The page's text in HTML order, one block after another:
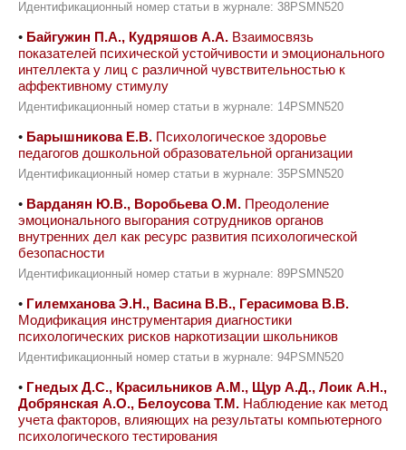
Идентификационный номер статьи в журнале: 38PSMN520
• Байгужин П.А., Кудряшов А.А. Взаимосвязь
показателей психической устойчивости и эмоционального
интеллекта у лиц с различной чувствительностью к
аффективному стимулу
Идентификационный номер статьи в журнале: 14PSMN520
• Барышникова Е.В. Психологическое здоровье
педагогов дошкольной образовательной организации
Идентификационный номер статьи в журнале: 35PSMN520
• Варданян Ю.В., Воробьева О.М. Преодоление
эмоционального выгорания сотрудников органов
внутренних дел как ресурс развития психологической
безопасности
Идентификационный номер статьи в журнале: 89PSMN520
• Гилемханова Э.Н., Васина В.В., Герасимова В.В.
Модификация инструментария диагностики
психологических рисков наркотизации школьников
Идентификационный номер статьи в журнале: 94PSMN520
• Гнедых Д.С., Красильников А.М., Щур А.Д., Лоик А.Н.,
Добрянская А.О., Белоусова Т.М. Наблюдение как метод
учета факторов, влияющих на результаты компьютерного
психологического тестирования